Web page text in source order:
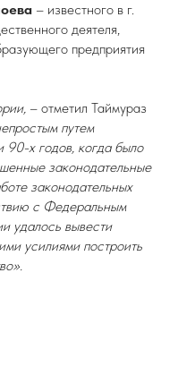
– известного в г.
деятеля,
предприятия
– отметил Таймураз
путем
90-х годов, когда было
законодательные
законодательных
с Федеральным
удалось вывести
усилиями построить